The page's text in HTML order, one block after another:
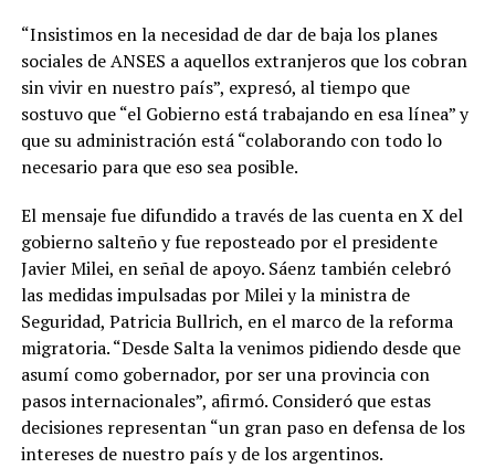
“Insistimos en la necesidad de dar de baja los planes
sociales de ANSES a aquellos extranjeros que los cobran
sin vivir en nuestro país”, expresó, al tiempo que
sostuvo que “el Gobierno está trabajando en esa línea” y
que su administración está “colaborando con todo lo
necesario para que eso sea posible.
El mensaje fue difundido a través de las cuenta en X del
gobierno salteño y fue reposteado por el presidente
Javier Milei, en señal de apoyo. Sáenz también celebró
las medidas impulsadas por Milei y la ministra de
Seguridad, Patricia Bullrich, en el marco de la reforma
migratoria. “Desde Salta la venimos pidiendo desde que
asumí como gobernador, por ser una provincia con
pasos internacionales”, afirmó. Consideró que estas
decisiones representan “un gran paso en defensa de los
intereses de nuestro país y de los argentinos.